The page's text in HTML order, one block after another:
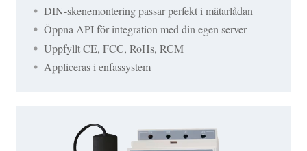
DIN-skenemontering passar perfekt i mätarlådan
Öppna API för integration med din egen server
Uppfyllt CE, FCC, RoHs, RCM
Appliceras i enfassystem